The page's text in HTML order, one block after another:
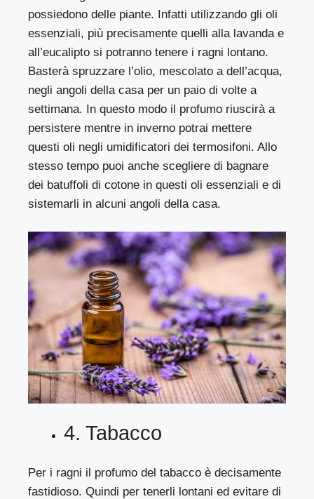
possiedono delle piante. Infatti utilizzando gli oli
essenziali, più precisamente quelli alla lavanda e
all’eucalipto si potranno tenere i ragni lontano.
Basterà spruzzare l’olio, mescolato a dell’acqua,
negli angoli della casa per un paio di volte a
settimana. In questo modo il profumo riuscirà a
persistere mentre in inverno potrai mettere
questi oli negli umidificatori dei termosifoni. Allo
stesso tempo puoi anche scegliere di bagnare
dei batuffoli di cotone in questi oli essenziali e di
sistemarli in alcuni angoli della casa.
4. Tabacco
Per i ragni il profumo del tabacco è decisamente
fastidioso. Quindi per tenerli lontani ed evitare di